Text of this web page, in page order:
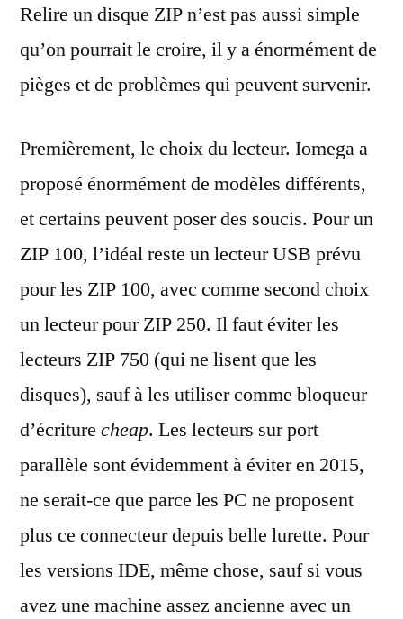
Relire un disque ZIP n’est pas aussi simple
qu’on pourrait le croire, il y a énormément de
pièges et de problèmes qui peuvent survenir.
Premièrement, le choix du lecteur. Iomega a
proposé énormément de modèles différents,
et certains peuvent poser des soucis. Pour un
ZIP 100, l’idéal reste un lecteur USB prévu
pour les ZIP 100, avec comme second choix
un lecteur pour ZIP 250. Il faut éviter les
lecteurs ZIP 750 (qui ne lisent que les
disques), sauf à les utiliser comme bloqueur
d’écriture cheap. Les lecteurs sur port
parallèle sont évidemment à éviter en 2015,
ne serait-ce que parce les PC ne proposent
plus ce connecteur depuis belle lurette. Pour
les versions IDE, même chose, sauf si vous
avez une machine assez ancienne avec un